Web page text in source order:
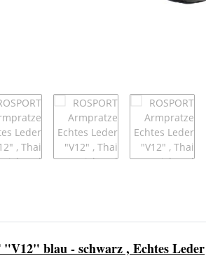
blau - schwarz , Echtes Leder